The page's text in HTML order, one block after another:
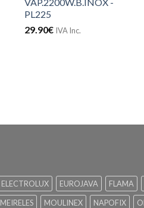
PL225
29.90€ IVA Inc.
ELECTROLUX EUROJAVA FLAMA
MEIRELES MOULINEX NAPOFIX